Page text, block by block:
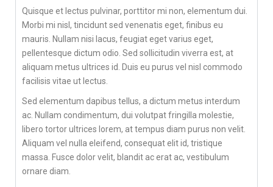
Quisque et lectus pulvinar, porttitor mi non, elementum dui.
Morbi mi nisl, tincidunt sed venenatis eget, finibus eu
mauris. Nullam nisi lacus, feugiat eget varius eget,
pellentesque dictum odio. Sed sollicitudin viverra est, at
aliquam metus ultrices id. Duis eu purus vel nisl commodo
facilisis vitae ut lectus.
Sed elementum dapibus tellus, a dictum metus interdum
ac. Nullam condimentum, dui volutpat fringilla molestie,
libero tortor ultrices lorem, at tempus diam purus non velit.
Aliquam vel nulla eleifend, consequat elit id, tristique
massa. Fusce dolor velit, blandit ac erat ac, vestibulum
ornare diam.